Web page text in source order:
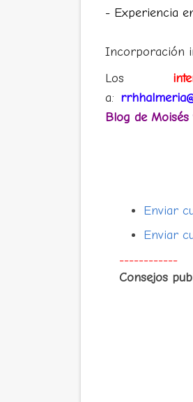
- Experiencia
Incorporación
Los
a:
Blog de Moisés
Enviar
Enviar
------------
Consejos